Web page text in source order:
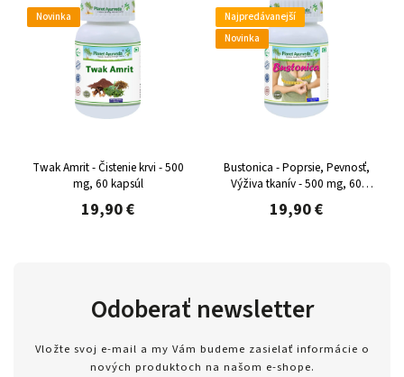
Novinka
Twak Amrit - Čistenie krvi - 500
mg, 60 kapsúl
19,90 €
Najpredávanejší
Novinka
Bustonica - Poprsie, Pevnosť,
Výživa tkanív - 500 mg, 60
kapsúl
19,90 €
Odoberať newsletter
Vložte svoj e-mail a my Vám budeme zasielať informácie o
nových produktoch na našom e-shope.